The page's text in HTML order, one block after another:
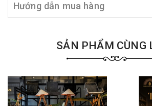
Hướng dẫn mua hàng
SẢN PHẨM CÙNG